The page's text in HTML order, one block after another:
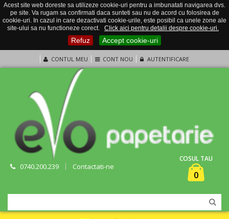
Acest site web doreste sa utilizeze cookie-uri pentru a imbunatati navigarea dvs.
pe site. Va rugam sa confirmati daca sunteti sau nu de acord cu folosirea de
cookie-uri. In cazul in care dezactivati cookie-urile, este posibil ca unele zone ale
site-ului sa nu functioneze corect.
Click aici pentru detalii despre cookie-uri.
Refuz Accept cookie-uri
CONTUL MEU CONT NOU AUTENTIFICARE
0740.200.239 Contactati-ne
COSUL TAU
0